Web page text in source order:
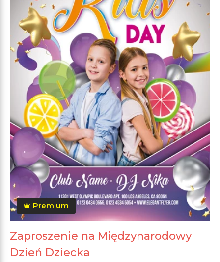
Premium
Zaproszenie na Międzynarodowy
Dzień Dziecka